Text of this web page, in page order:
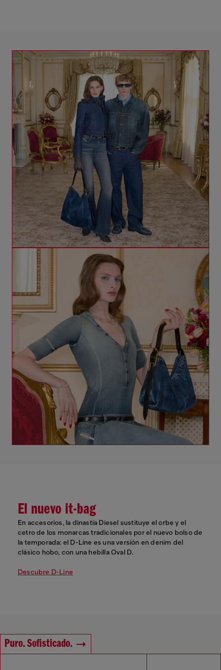
El nuevo it-bag
En accesorios, la dinastía Diesel sustituye el orbe y el
cetro de los monarcas tradicionales por el nuevo bolso de
la temporada: el D-Line es una versión en denim del
clásico hobo, con una hebilla Oval D.
Descubre D-Line
Puro. Sofisticado.